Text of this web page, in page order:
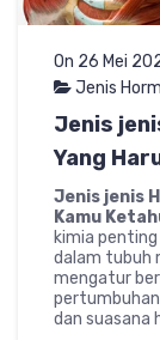
On 26 Mei
Jenis
Jenis
Yang
Jenis jenis
Kamu
kimia
dalam tubuh
mengatur
dan suasana